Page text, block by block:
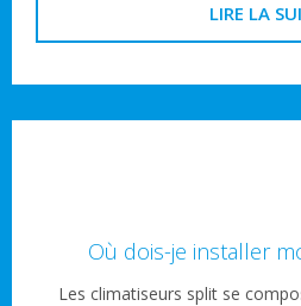
LIRE LA
Où dois-je installer
Les climatiseurs split se